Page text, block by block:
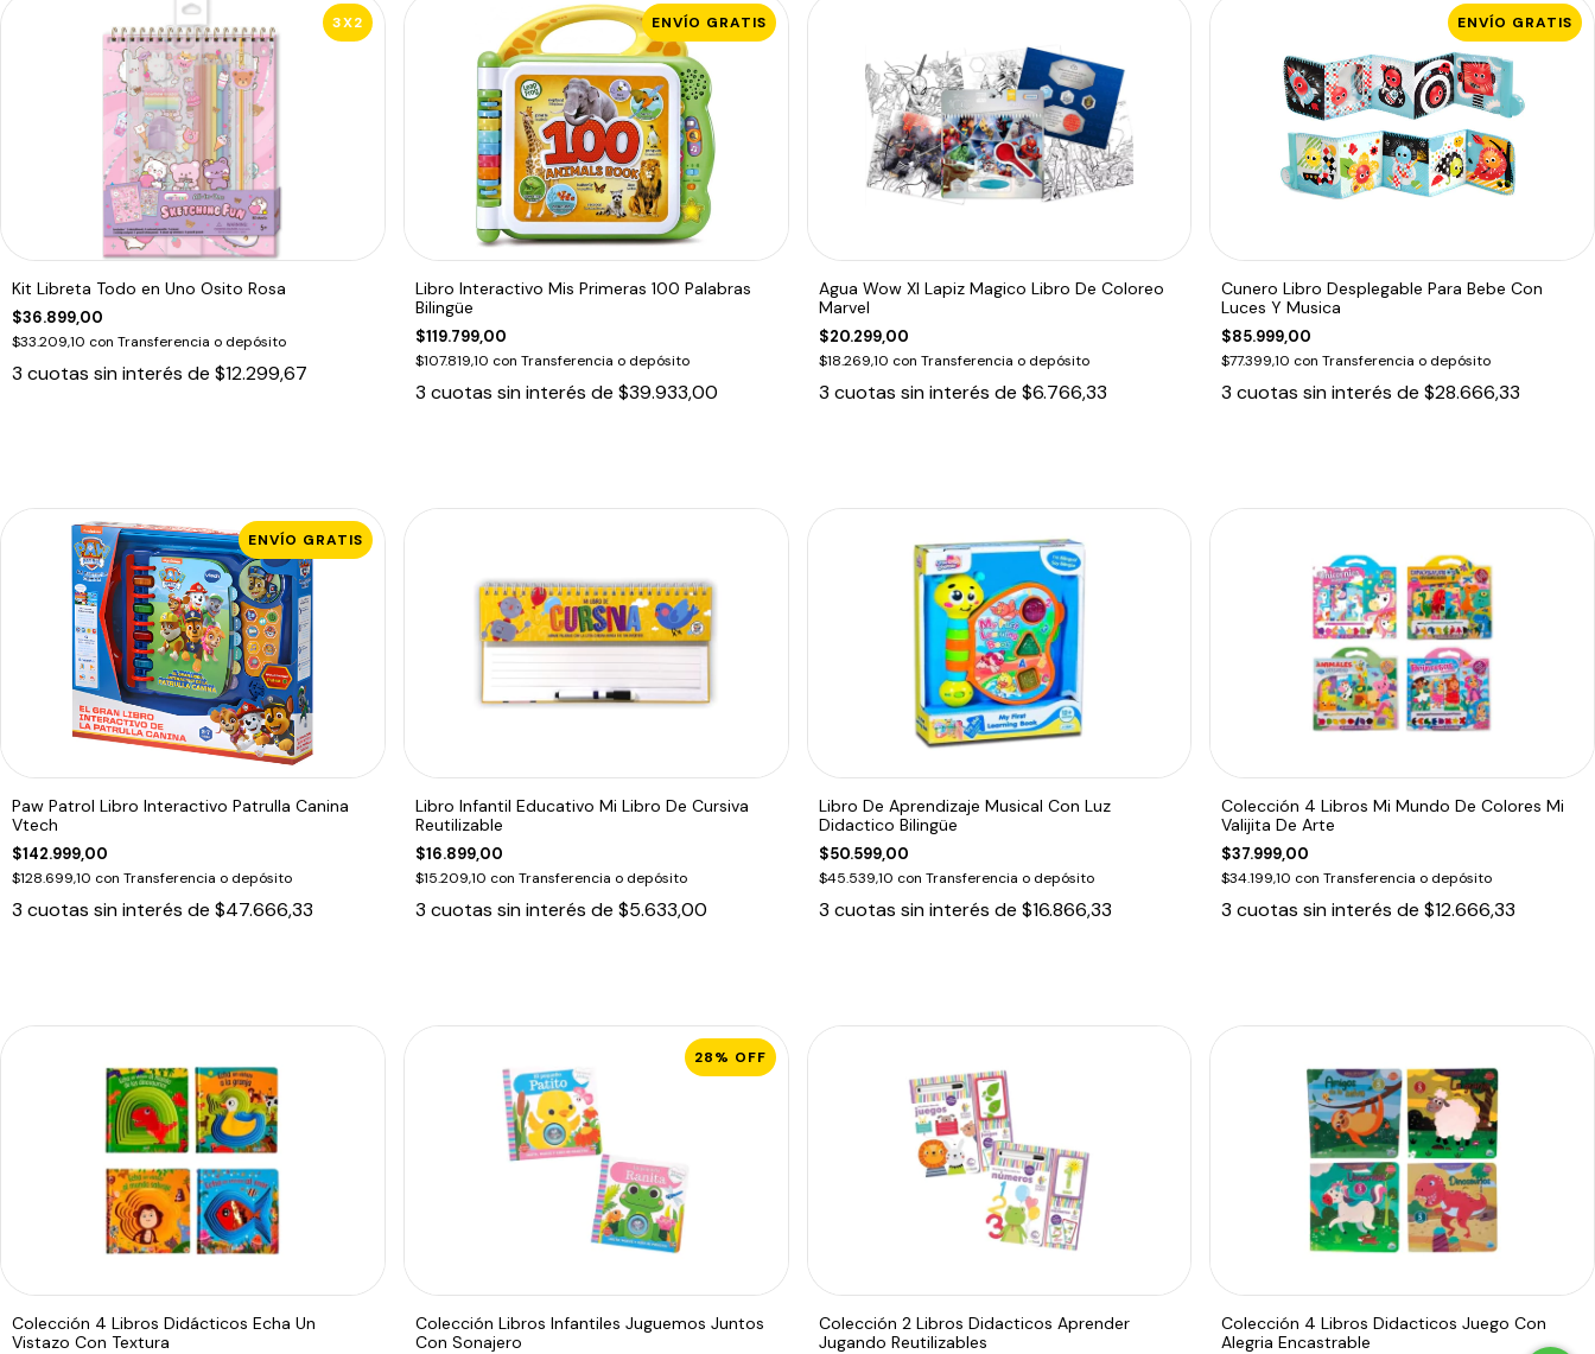
3X2
Kit Libreta Todo en Uno Osito Rosa
$36.899,00
$33.209,10 con Transferencia o depósito
3 cuotas sin interés de $12.299,67
ENVÍO GRATIS
Libro Interactivo Mis Primeras 100 Palabras
Bilingüe
$119.799,00
$107.819,10 con Transferencia o depósito
3 cuotas sin interés de $39.933,00
Agua Wow Xl Lapiz Magico Libro De Coloreo
Marvel
$20.299,00
$18.269,10 con Transferencia o depósito
3 cuotas sin interés de $6.766,33
ENVÍO GRATIS
Cunero Libro Desplegable Para Bebe Con
Luces Y Musica
$85.999,00
$77.399,10 con Transferencia o depósito
3 cuotas sin interés de$28.666,33
ENVÍO GRATIS
Paw Patrol Libro Interactivo Patrulla Canina
Vtech
$142.999,00
$128.699,10 con Transferencia o depósito
3 cuotas sin interés de $47.666,33
Libro Infantil Educativo Mi Libro De Cursiva
Reutilizable
$16.899,00
$15.209,10 con Transferencia o depósito
3 cuotas sin interés de $5.633,00
Libro De Aprendizaje Musical Con Luz
Didactico Bilingüe
$50.599,00
$45.539,10 con Transferencia o depósito
3 cuotas sin interés de $16.866,33
Colección 4 Libros Mi Mundo De Colores Mi
Valijita De Arte
$37.999,00
$34.199,10 con Transferencia o depósito
3 cuotas sin interés de$12.666,33
Colección 4 Libros Didácticos Echa Un
Vistazo Con Textura
28% OFF
Colección Libros Infantiles Juguemos Juntos
Con Sonajero
Colección 2 Libros Didacticos Aprender
Jugando Reutilizables
Colección 4 Libros Didacticos Juego Con
Alegria Encastrable